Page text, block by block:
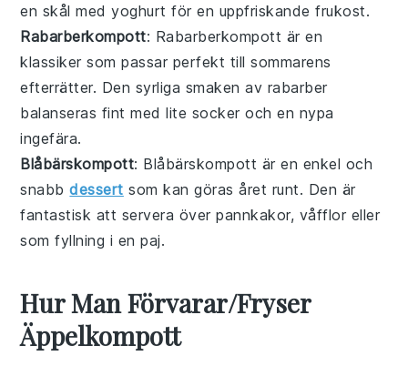
en skål med yoghurt för en uppfriskande frukost.
Rabarberkompott: Rabarberkompott är en
klassiker som passar perfekt till sommarens
efterrätter. Den syrliga smaken av rabarber
balanseras fint med lite socker och en nypa
ingefära.
Blåbärskompott: Blåbärskompott är en enkel och
snabbdessert som kan göras året runt. Den är
fantastisk att servera över pannkakor, våfflor eller
som fyllning i en paj.
Hur Man Förvarar/Fryser
Äppelkompott